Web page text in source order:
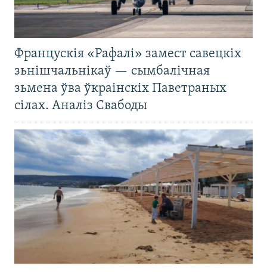
Францускія «Рафалі» замест савецкіх
зьнішчальнікаў — сымбалічная
зьмена ўва ўкраінскіх Паветраных
сілах. Аналіз Свабоды